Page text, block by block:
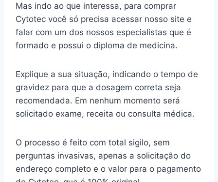
Mas indo ao que interessa, para comprar
Cytotec você só precisa acessar nosso site e
falar com um dos nossos especialistas que é
formado e possui o diploma de medicina.
Explique a sua situação, indicando o tempo de
gravidez para que a dosagem correta seja
recomendada. Em nenhum momento será
solicitado exame, receita ou consulta médica.
O processo é feito com total sigilo, sem
perguntas invasivas, apenas a solicitação do
endereço completo e o valor para o pagamento